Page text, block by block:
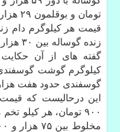
تومان و بوقلمون ۲۹ هزار و ۵۰۰ تومان به
زنده گوساله بین ۳۰ هزار تا ۳۳ هزارتومان شده است.
گفته های از آن
گوسفندی حدود هفت